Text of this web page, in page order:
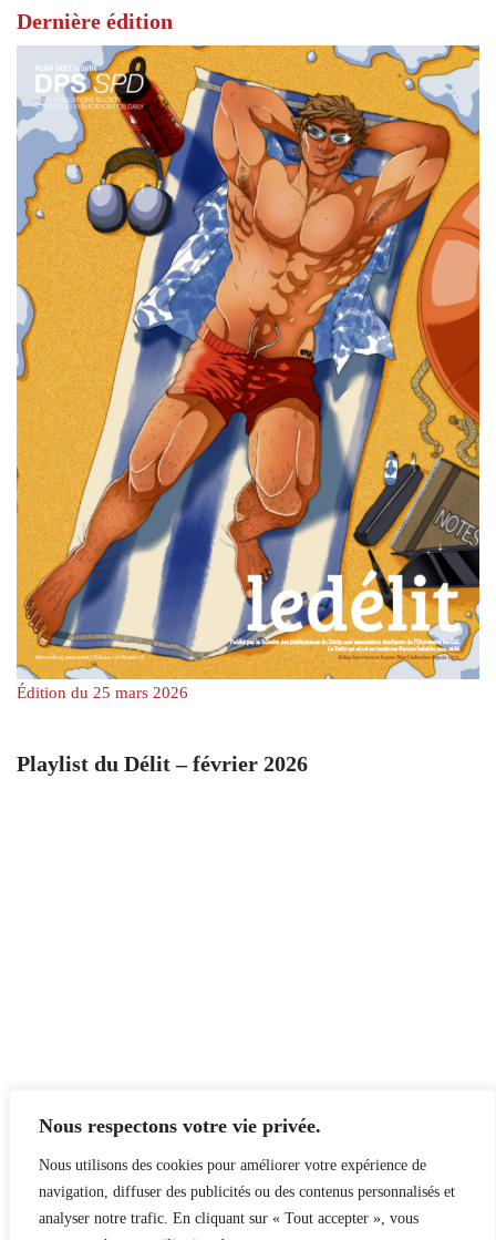
Nous respectons votre vie privée.
Nous utilisons des cookies pour améliorer votre expérience de
navigation, diffuser des publicités ou des contenus personnalisés et
analyser notre trafic. En cliquant sur « Tout accepter », vous
Dernière édition
Édition du 25 mars 2026
Playlist du Délit – février 2026